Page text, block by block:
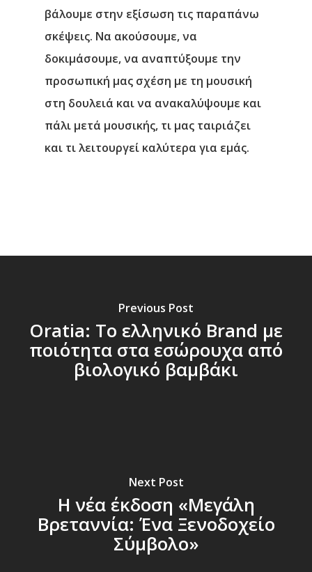
βάλουμε στην εξίσωση τις παραπάνω
σκέψεις. Να ακούσουμε, να
δοκιμάσουμε, να αναπτύξουμε την
προσωπική μας σχέση με τη μουσική
στη δουλειά και να ανακαλύψουμε και
πάλι μετά μουσικής, τι μας ταιριάζει
και τι λειτουργεί καλύτερα για εμάς.
Previous Post
Oratia: Το ελληνικό Brand με
ποιότητα στα εσώρουχα από
βιολογικό βαμβάκι
Next Post
Η νέα έκδοση «Μεγάλη
Βρεταννία: Ένα Ξενοδοχείο
Σύμβολο»